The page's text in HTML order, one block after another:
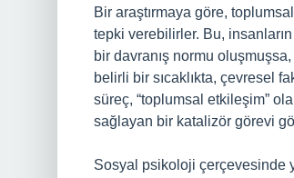
Bir araştırmaya göre,
tepki verebilirler. Bu,
bir davranış normu
belirli bir sıcaklıkta, çevresel
süreç, “toplumsal etkileşim”
sağlayan bir katalizör görevi
Sosyal psikoloji çerçevesinde